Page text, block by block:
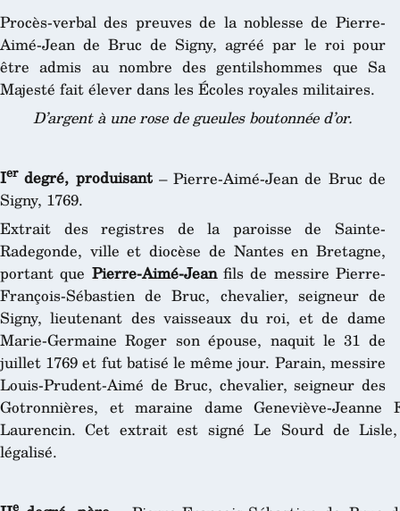
Procès-verbal des preuves de la noblesse de Pierre-
Aimé-Jean de Bruc de Signy, agréé par le roi pour
être admis au nombre des gentilshommes que Sa
Majesté fait élever dans les Écoles royales militaires.
D’argent à une rose de gueules boutonnée d’or.
Ierdegré, produisant– Pierre-Aimé-Jean de Bruc de
Signy, 1769.
Extrait des registres de la paroisse de Sainte-
Radegonde, ville et diocèse de Nantes en Bretagne,
portant que Pierre-Aimé-Jeanfils de messire Pierre-
François-Sébastien de Bruc, chevalier, seigneur de
Signy, lieutenant des vaisseaux du roi, et de dame
Marie-Germaine Roger son épouse, naquit le 31 de
juillet 1769 et fut batisé le même jour. Parain, messire
Louis-Prudent-Aimé de Bruc, chevalier, seigneur des
Gotronnières, et maraine dame Geneviève-Jeanne
Laurencin. Cet extrait est signé Le Sourd de
légalisé.
e